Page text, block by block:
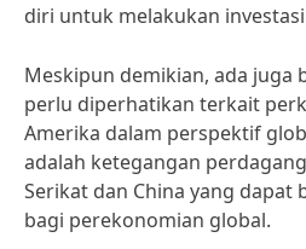
diri untuk melakukan
Meskipun demikian, ada juga
perlu diperhatikan terkait
Amerika dalam perspektif
adalah ketegangan
Serikat dan China yang dapat
bagi perekonomian global.